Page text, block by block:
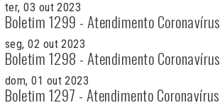
ter, 03 out 2023
Boletim 1299 - Atendimento Coronavírus
seg, 02 out 2023
Boletim 1298 - Atendimento Coronavírus
dom, 01 out 2023
Boletim 1297 - Atendimento Coronavírus